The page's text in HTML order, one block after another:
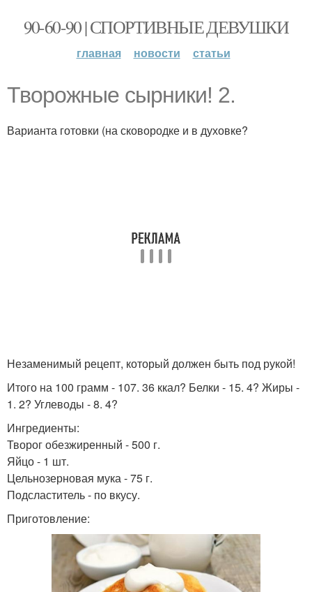
90-60-90 | СПОРТИВНЫЕ ДЕВУШКИ
главная новости статьи
Творожные сырники! 2.
Варианта готовки (на сковородке и в духовке?
Незаменимый рецепт, который должен быть под рукой!
Итого на 100 грамм - 107. 36 ккал? Белки - 15. 4? Жиры -
1. 2? Углеводы - 8. 4?
Ингредиенты:
Творог обезжиренный - 500 г.
Яйцо - 1 шт.
Цельнозерновая мука - 75 г.
Подсластитель - по вкусу.
Приготовление: